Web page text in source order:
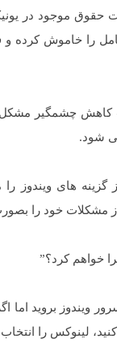
حقوق موجود در
را خاموش کرده و
کاهش چشمگیر مشکل
شود.
های ویندوز
خود را بصورت
خواهم کرد؟”
ویندوز بروید اما